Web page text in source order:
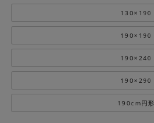
130×190
190×190
190×240
190×290
190cm円形